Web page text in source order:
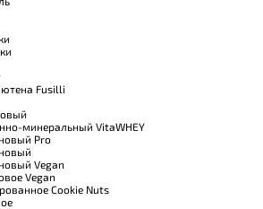
Fusilli
минеральный VitaWHEY
Pro
Vegan
Vegan
Cookie Nuts